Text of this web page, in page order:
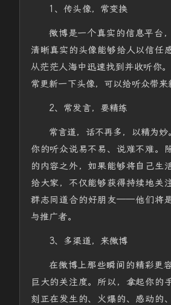
1、传头像，常变换
微博是一个真实的信息平台
清晰真实的头像能够给人以信任
从茫茫人海中迅速找到并收听你
常更新一下头像，可以给听众带来
2、常发言，要精练
常言道，话不再多，以精为
你的听众说易不易、说难不难。
的内容之外，如果能够将自己生
给大家，不仅能够获得持续地关
群志同道合的好朋友——他们将
与推广者。
3、多渠道，来微博
在微博上那些瞬间的精彩更
巨大的关注度。所以，拿起你的
刻正在发生的、火爆的、感动的